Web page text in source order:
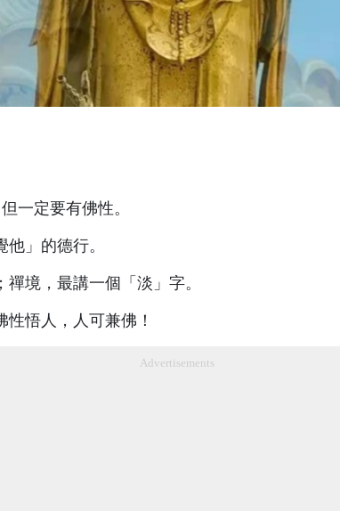
一定要有佛性。
」的德行。
境，最講一個「淡」字。
悟人，人可兼佛！
Advertisements